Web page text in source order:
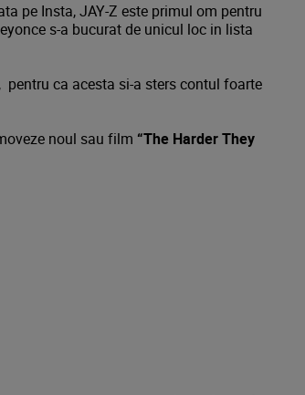
pe Insta, JAY-Z este primul om pentru
s-a bucurat de unicul loc in lista
ca acesta si-a sters contul foarte
noul sau film “The Harder They